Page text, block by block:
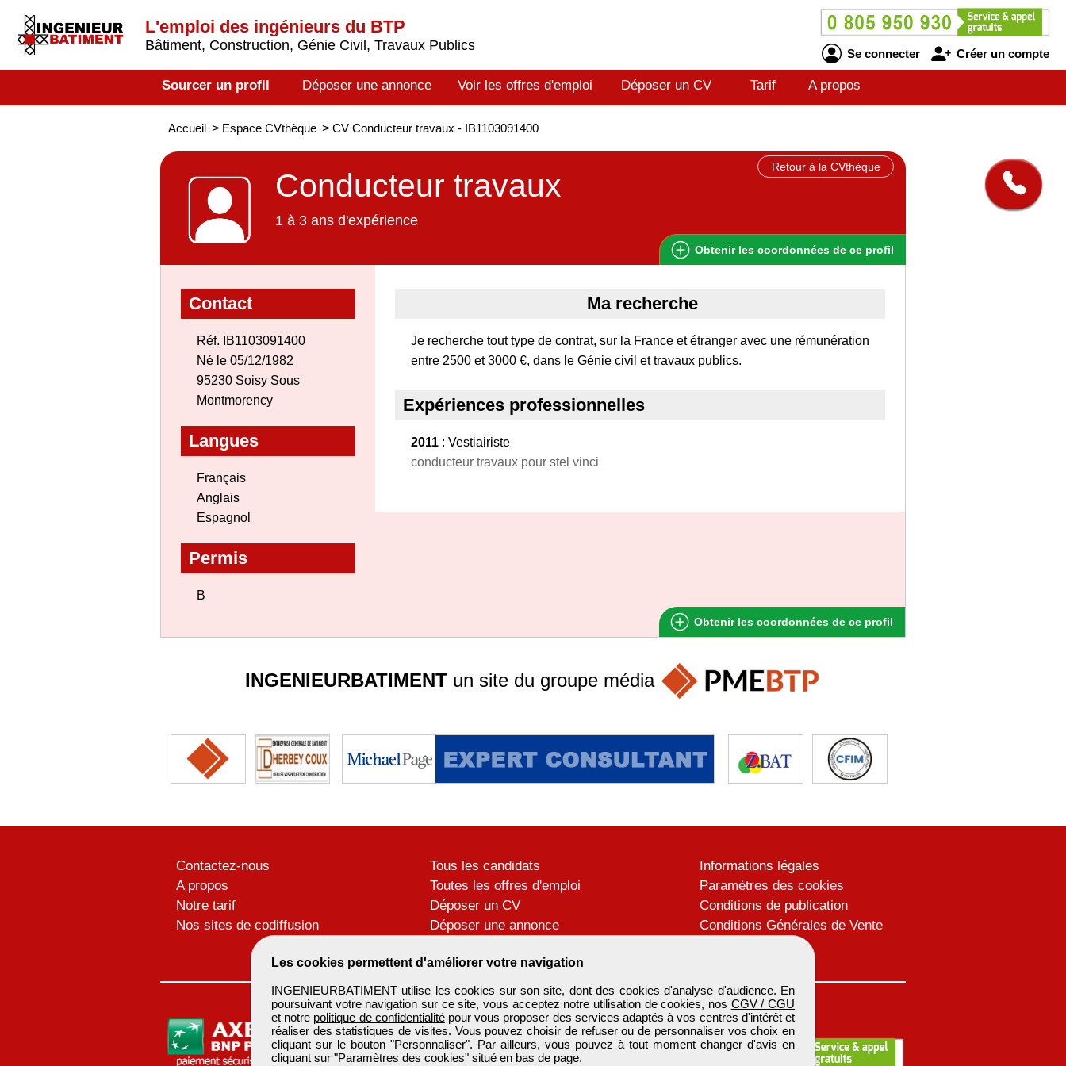
L'emploi des ingénieurs du BTP
Bâtiment, Construction, Génie Civil, Travaux Publics
Se connecter Créer un compte
Sourcer un profil Déposer une annonce Voir les offres d'emploi Déposer un CV Tarif A propos
Accueil > Espace CVthèque > CV Conducteur travaux - IB1103091400
Retour à la CVthèque
Conducteur travaux
1 à 3 ans d'expérience
Obtenir les coordonnées de ce profil
Contact
Réf. IB1103091400
Né le 05/12/1982
95230 Soisy Sous
Montmorency
Langues
Français
Anglais
Espagnol
Permis
B
Ma recherche
Je recherche tout type de contrat, sur la France et étranger avec une rémunération
entre 2500 et 3000 €, dans le Génie civil et travaux publics.
Expériences professionnelles
2011 : Vestiairiste
conducteur travaux pour stel vinci
Obtenir les coordonnées de ce profil
Les cookies permettent d'améliorer votre navigation
INGENIEURBATIMENT utilise les cookies sur son site, dont des cookies d'analyse d'audience. En
poursuivant votre navigation sur ce site, vous acceptez notre utilisation de cookies, nos CGV / CGU
et notre politique de confidentialitépour vous proposer des services adaptés à vos centres d'intérêt et
réaliser des statistiques de visites. Vous pouvez choisir de refuser ou de personnaliser vos choix en
cliquant sur le bouton "Personnaliser". Par ailleurs, vous pouvez à tout moment changer d'avis en
cliquant sur "Paramètres des cookies" situé en bas de page.
INGENIEURBATIMENT un site du groupe média
Contactez-nous
A propos
Notre tarif
Nos sites de codiffusion
Tous les candidats
Toutes les offres d'emploi
Déposer un CV
Déposer une annonce
Informations légales
Paramètres des cookies
Conditions de publication
Conditions Générales de Vente